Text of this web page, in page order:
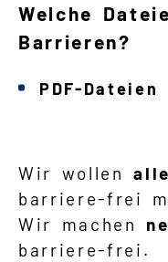
Welche
Barrieren?
PDF-
Wir wollen
barriere-frei
Wir machen
barriere-frei.